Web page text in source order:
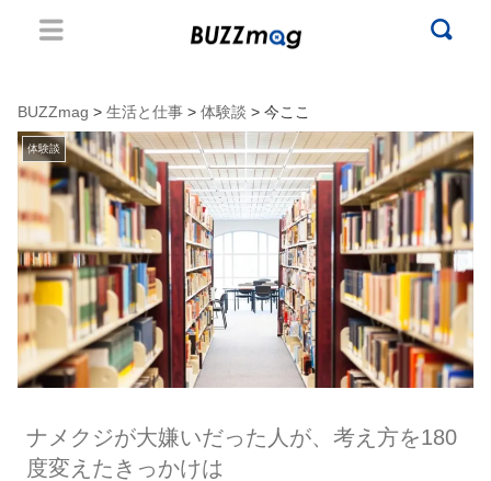
BUZZmag > 生活と仕事 > 体験談 > 今ここ
体験談
ナメクジが大嫌いだった人が、考え方を180
度変えたきっかけは